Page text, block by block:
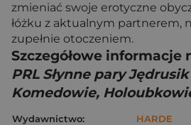
zmieniać swoje erotyczne
łóżku z aktualnym partnerem,
zupełnie otoczeniem.
Szczegółowe informacje
PRL Słynne pary
Komedowie,
Wydawnictwo:
HARDE